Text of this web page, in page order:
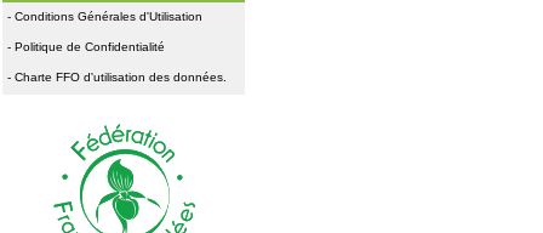
- Conditions Générales d'Utilisation
- Politique de Confidentialité
- Charte FFO d'utilisation des données.